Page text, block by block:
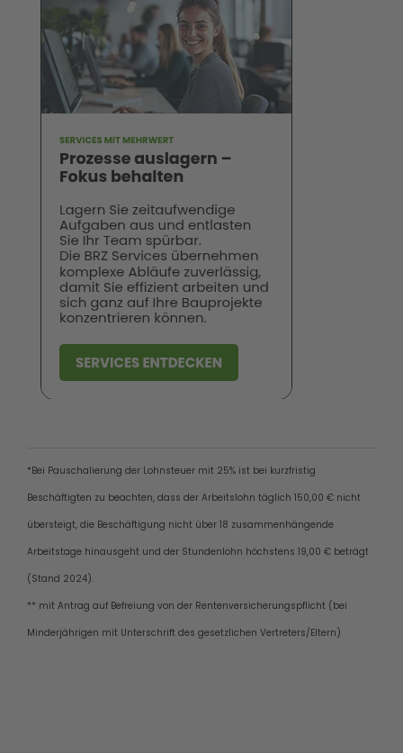
*Bei Pauschalierung der Lohnsteuer mit 25% ist bei kurzfristig
Beschäftigten zu beachten, dass der Arbeitslohn täglich 150,00 € nicht
übersteigt, die Beschäftigung nicht über 18 zusammenhängende
Arbeitstage hinausgeht und der Stundenlohn höchstens 19,00 € beträgt
(Stand 2024).
** mit Antrag auf Befreiung von der Rentenversicherungspflicht (bei
Minderjährigen mit Unterschrift des gesetzlichen Vertreters/Eltern)